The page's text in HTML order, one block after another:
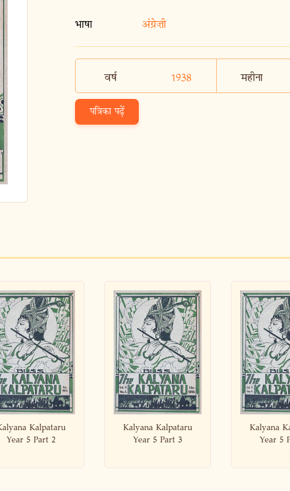
भाषा अंग्रेज़ी
वर्ष 1938 महीना
पत्रिका पढ़ें
Kalyana Kalpataru
Year 5 Part 3
Kalyana Kalpataru
Year 5 Part 4
Kalyana
Year